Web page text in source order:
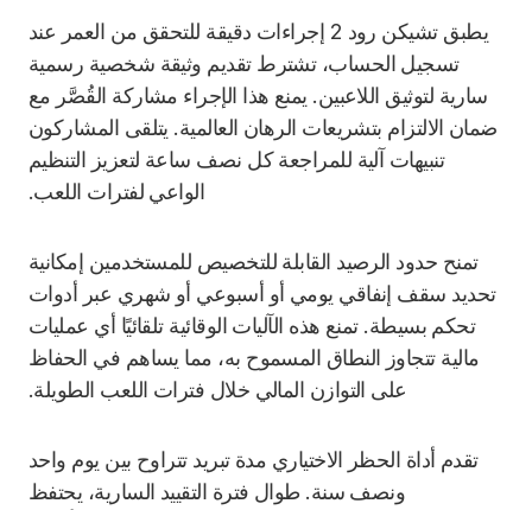
يطبق تشيكن رود 2 إجراءات دقيقة للتحقق من العمر عند
تسجيل الحساب، تشترط تقديم وثيقة شخصية رسمية
سارية لتوثيق اللاعبين. يمنع هذا الإجراء مشاركة القُصَّر مع
ضمان الالتزام بتشريعات الرهان العالمية. يتلقى المشاركون
تنبيهات آلية للمراجعة كل نصف ساعة لتعزيز التنظيم
الواعي لفترات اللعب.
تمنح حدود الرصيد القابلة للتخصيص للمستخدمين إمكانية
تحديد سقف إنفاقي يومي أو أسبوعي أو شهري عبر أدوات
تحكم بسيطة. تمنع هذه الآليات الوقائية تلقائيًا أي عمليات
مالية تتجاوز النطاق المسموح به، مما يساهم في الحفاظ
على التوازن المالي خلال فترات اللعب الطويلة.
تقدم أداة الحظر الاختياري مدة تبريد تتراوح بين يوم واحد
ونصف سنة. طوال فترة التقييد السارية، يحتفظ